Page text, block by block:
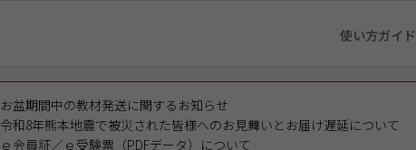
使い方ガイド
お盆期間中の教材発送に関するお知らせ
令和8年熊本地震で被災された皆様へのお見舞いとお届け遅延について
ｅ会員証／ｅ受験票（PDFデータ）について